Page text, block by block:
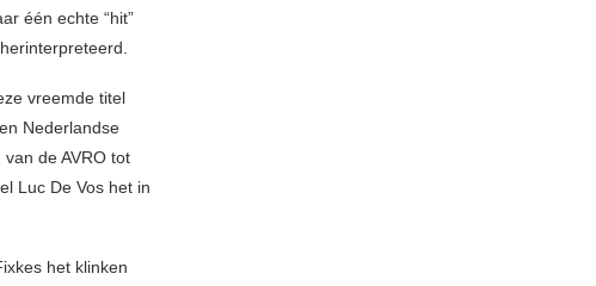
één echte “hit”
vreemde titel
Nederlandse
de AVRO tot
Luc De Vos het in
het klinken